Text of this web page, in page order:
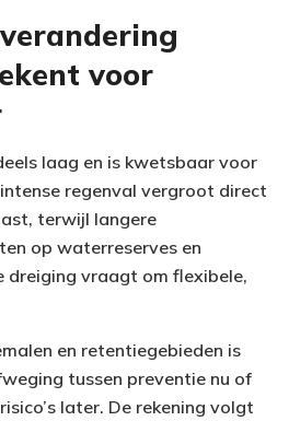
voor
laag en is kwetsbaar voor
regenval vergroot direct
terwijl langere
op waterreserves en
dreiging vraagt om flexibele,
en retentiegebieden is
tussen preventie nu of
later. De rekening volgt